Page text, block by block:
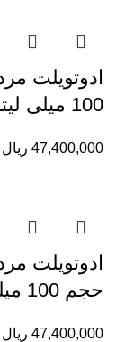
100 میلی لیتر
47,400,000 ریال
ادوتویلت
حجم 100 میلی لیتر
47,400,000 ریال